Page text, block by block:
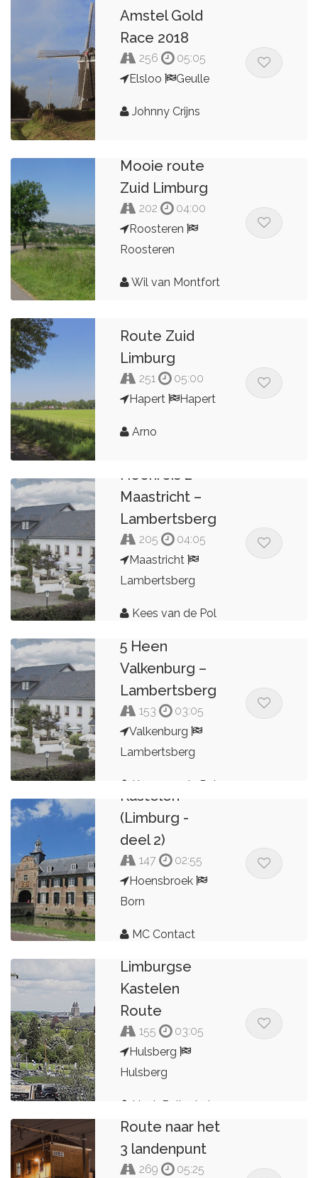
Amstel Gold
Race 2018
256
05:05
Elsloo
Geulle
Johnny Crijns
Mooie route
Zuid Limburg
202
04:00
Roosteren
Roosteren
Wil van Montfort
Route Zuid
Limburg
251
05:00
Hapert
Hapert
Arno
Heenreis 2
Maastricht –
Lambertsberg
205
04:05
Maastricht
Lambertsberg
Kees van de Pol
Lambertsberg
5 Heen
Valkenburg –
Lambertsberg
153
03:05
Valkenburg
Lambertsberg
Kees van de Pol
Kastelen
(Limburg -
deel 2)
147
02:55
Hoensbroek
Born
MC Contact
Zuid-
Limburgse
Kastelen
Route
155
03:05
Hulsberg
Hulsberg
Henk Buitenhuis
Route naar het
3 landenpunt
269
05:25